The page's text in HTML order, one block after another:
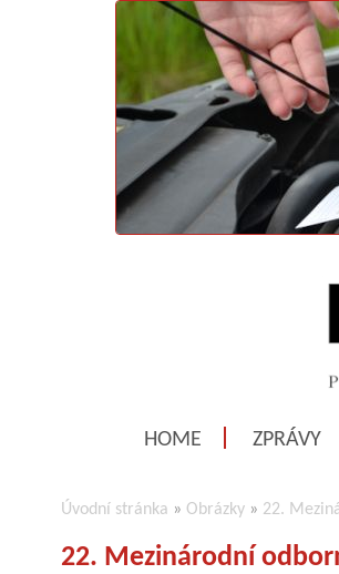
HOME ZPRÁVY
Úvodní stránka » Obrázky » 22.
22. Mezinárodní